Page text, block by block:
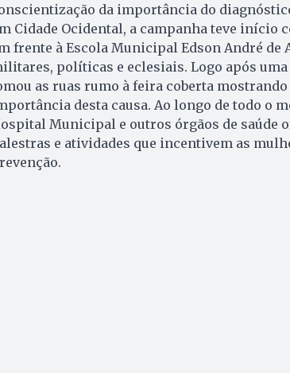
da importância do
Cidade Ocidental, a campanha teve início
frente à Escola Municipal Edson André de
políticas e eclesiais. Logo após
as ruas rumo à feira coberta mostrando
desta causa. Ao longo de todo o
Municipal e outros órgãos de saúde
e atividades que incentivem as